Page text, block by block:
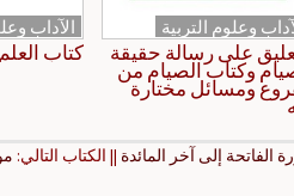
وعلوم التربية
على رسالة حقيقة
وكتاب الصيام من
ومسائل مختارة
الآداب
كتاب العلم
الفاتحة إلى آخر المائدة || الكتاب التالي: